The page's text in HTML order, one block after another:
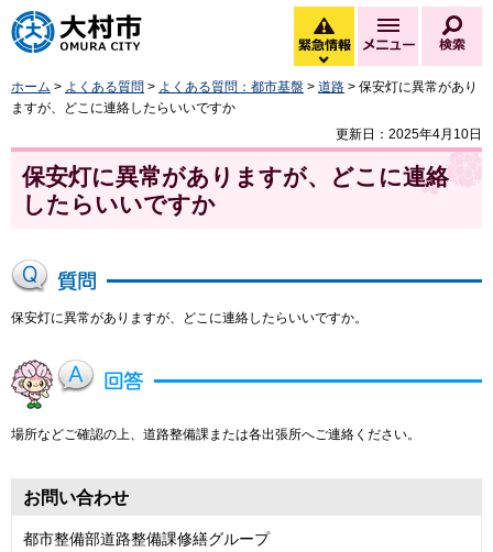
大村市
緊急情報
緊急情報を開く
メニュー
ホーム > よくある質問 > よくある質問：都市基盤 > 道路 > 保安灯に異常があり
ますが、どこに連絡したらいいですか
更新日：2025年4月10日
保安灯に異常がありますが、どこに連絡
したらいいですか
保安灯に異常がありますが、どこに連絡したらいいですか。
場所などご確認の上、道路整備課または各出張所へご連絡ください。
お問い合わせ
都市整備部道路整備課修繕グループ